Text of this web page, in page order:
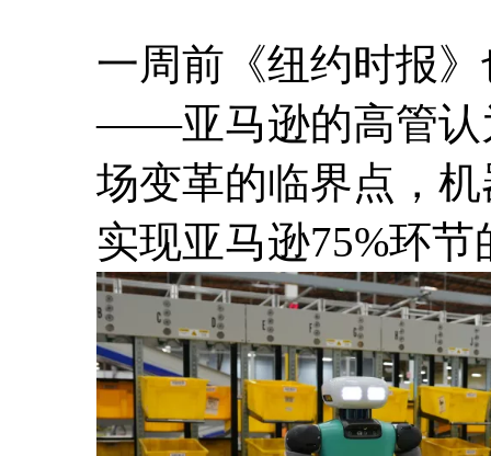
一周前《纽约时报
——亚马逊的高管认
场变革的临界点，
实现亚马逊75%环